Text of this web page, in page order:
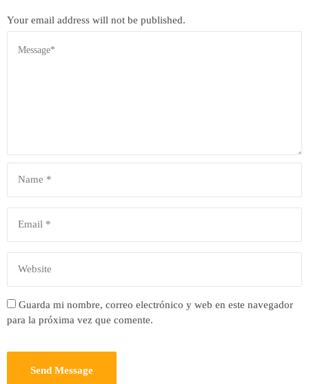
Your email address will not be published.
Guarda mi nombre, correo electrónico y web en este navegador
para la próxima vez que comente.